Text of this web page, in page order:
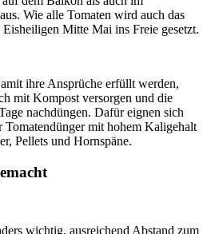
Wie alle Tomaten wird auch das
Eisheiligen Mitte Mai ins Freie gesetzt.
ihre Ansprüche erfüllt werden,
mit Kompost versorgen und die
nachdüngen. Dafür eignen sich
Tomatendünger mit hohem Kaligehalt
Pellets und Hornspäne.
wichtig, ausreichend Abstand zum